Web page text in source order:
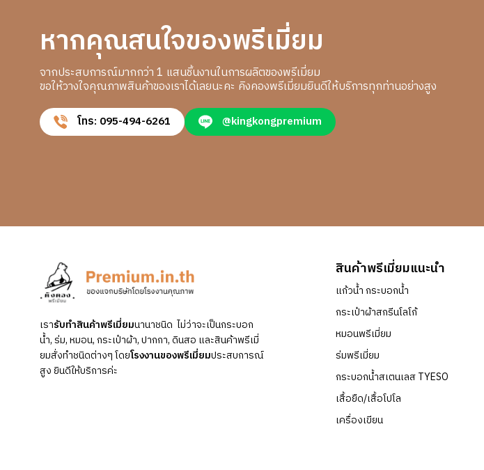
หากคุณสนใจของพรีเมี่ยม
จากประสบการณ์มากกว่า 1 แสนชิ้นงานในการผลิตของพรีเมี่ยม
ขอให้วางใจคุณภาพสินค้าของเราได้เลยนะคะ คิงคองพรีเมี่ยมยินดีให้บริการทุกท่านอย่างสูง
โทร: 095-494-6261 @kingkongpremium
เรารับทำสินค้าพรีเมี่ยมนานาชนิด ไม่ว่าจะเป็นกระบอก
น้ำ, ร่ม, หมอน, กระเป๋าผ้า, ปากกา, ดินสอ และสินค้าพรีเมี่
ยมสั่งทำชนิดต่างๆ โดยโรงงานของพรีเมี่ยมประสบการณ์
สูง ยินดีให้บริการค่ะ
สินค้าพรีเมี่ยมแนะนำ
แก้วน้ำ กระบอกน้ำ
กระเป๋าผ้าสกรีนโลโก้
หมอนพรีเมี่ยม
ร่มพรีเมี่ยม
กระบอกน้ำสเตนเลส TYESO
เสื้อยืด/เสื้อโปโล
เครื่องเขียน